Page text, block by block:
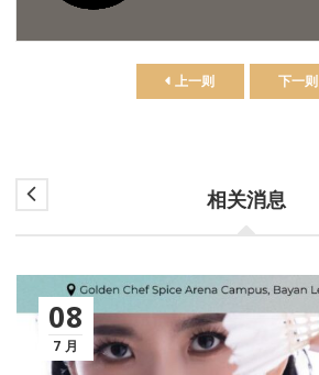
上一则 下一则
相关消息
08
7 月